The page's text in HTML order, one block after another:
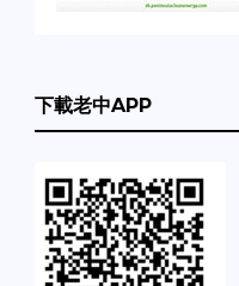
下載老中APP